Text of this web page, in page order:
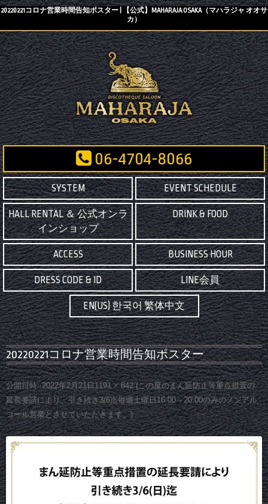
20220221コロナ営業時間告知ポスター | 【公式】MAHARAJA OSAKA（マハラジャ オオサ
カ）
06-4704-8066
SYSTEM EVENT SCHEDULE
HALL RENTAL ＆ 公式オンラ
インショップ
DRINK & FOOD
ACCESS BUSINESS HOUR
DRESS CODE & ID LINE会員
EN(US) 한국어 繁体中文
20220221コロナ営業時間告知ポスター
公開日時: 2022年2月21日1191 × 842(この度のまん延防止等重点措置の
延長要請により、引き続き3/6迄毎週土曜日16:00～20:00のみのノンアル
コール営業とさせていただきます。)